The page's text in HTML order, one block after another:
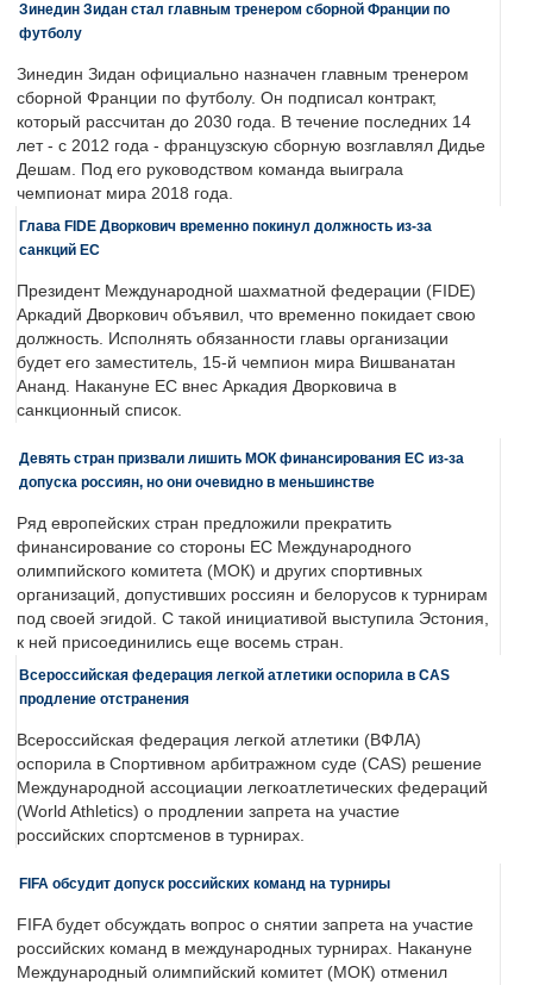
Зинедин Зидан стал главным тренером сборной Франции по
футболу
Зинедин Зидан официально назначен главным тренером
сборной Франции по футболу. Он подписал контракт,
который рассчитан до 2030 года. В течение последних 14
лет - с 2012 года - французскую сборную возглавлял Дидье
Дешам. Под его руководством команда выиграла
чемпионат мира 2018 года.
Глава FIDE Дворкович временно покинул должность из-за
санкций ЕС
Президент Международной шахматной федерации (FIDE)
Аркадий Дворкович объявил, что временно покидает свою
должность. Исполнять обязанности главы организации
будет его заместитель, 15-й чемпион мира Вишванатан
Ананд. Накануне ЕС внес Аркадия Дворковича в
санкционный список.
Девять стран призвали лишить МОК финансирования ЕС из-за
допуска россиян, но они очевидно в меньшинстве
Ряд европейских стран предложили прекратить
финансирование со стороны ЕС Международного
олимпийского комитета (МОК) и других спортивных
организаций, допустивших россиян и белорусов к турнирам
под своей эгидой. С такой инициативой выступила Эстония,
к ней присоединились еще восемь стран.
Всероссийская федерация легкой атлетики оспорила в CAS
продление отстранения
Всероссийская федерация легкой атлетики (ВФЛА)
оспорила в Спортивном арбитражном суде (CAS) решение
Международной ассоциации легкоатлетических федераций
(World Athletics) о продлении запрета на участие
российских спортсменов в турнирах.
FIFA обсудит допуск российских команд на турниры
FIFA будет обсуждать вопрос о снятии запрета на участие
российских команд в международных турнирах. Накануне
Международный олимпийский комитет (МОК) отменил